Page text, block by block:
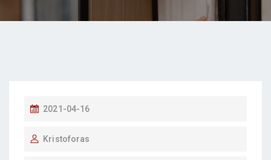
P
S
2021-04-16
Kristoforas